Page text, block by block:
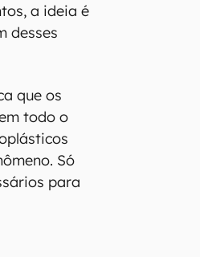
a ideia é
desses
que os
todo o
Só
para